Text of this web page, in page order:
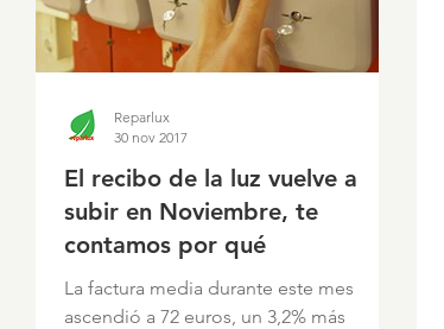
El recibo de la luz vuelve a
subir en Noviembre, te
contamos por qué
​La factura media durante este mes
ascendió a 72 euros, un 3,2% más
Reparlux
30 nov 2017